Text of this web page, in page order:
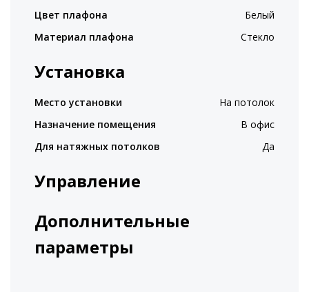
Цвет плафона
Белый
Материал плафона
Стекло
Установка
Место установки
На потолок
Назначение помещения
В офис
Для натяжных потолков
Да
Управление
Дополнительные
параметры